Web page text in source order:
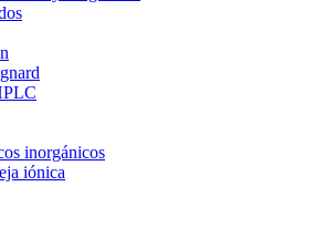
inorgánicos
iónica